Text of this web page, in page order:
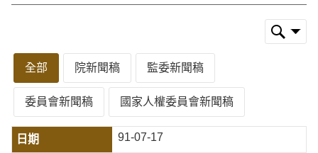
全部 院新聞稿 監委新聞稿
委員會新聞稿 國家人權委員會新聞稿
91-07-17